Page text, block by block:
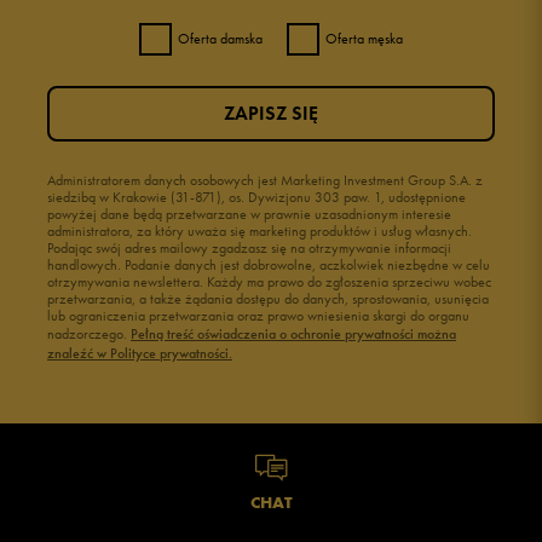
Oferta damska Oferta męska
Administratorem danych osobowych jest Marketing Investment Group S.A. z
siedzibą w Krakowie (31-871), os. Dywizjonu 303 paw. 1, udostępnione
powyżej dane będą przetwarzane w prawnie uzasadnionym interesie
administratora, za który uważa się marketing produktów i usług własnych.
Podając swój adres mailowy zgadzasz się na otrzymywanie informacji
handlowych. Podanie danych jest dobrowolne, aczkolwiek niezbędne w celu
otrzymywania newslettera. Każdy ma prawo do zgłoszenia sprzeciwu wobec
przetwarzania, a także żądania dostępu do danych, sprostowania, usunięcia
lub ograniczenia przetwarzania oraz prawo wniesienia skargi do organu
nadzorczego. Pełną treść oświadczenia o ochronie prywatności można
znaleźć w Polityce prywatności.
ZAPISZ SIĘ
CHAT